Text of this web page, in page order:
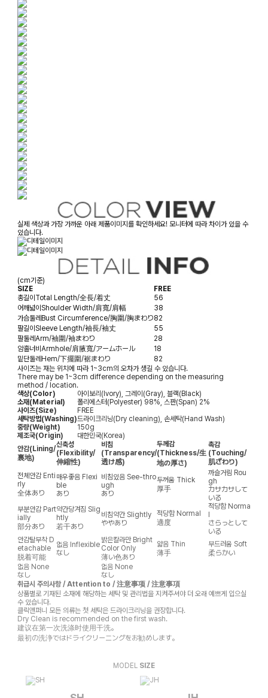
실제 색상과 가장 가까운 아래 제품이미지를 확인하세요! 모니터에 따라 차이가 있을 수
있습니다.
(cm기준)
SIZE
FREE
총길이Total Length/全長/着丈
56
어깨넓이Shoulder Width/肩寬/肩幅
38
가슴둘레Bust Circumference/胸圍/胸まわり82
팔길이Sleeve Length/袖長/袖丈
55
팔둘레Arm/袖圍/袖まわり
28
암홀너비Armhole/肩腋寬/アームホール
18
밑단둘레Hem/下擺圍/裾まわり
82
사이즈는 재는 위치에 따라 1~3cm의 오차가 생길 수 있습니다.
There may be 1~3cm difference depending on the measuring
method / location.
색상(Color)
아이보리(Ivory), 그레이(Gray), 블랙(Black)
소재(Material)
폴리에스터(Polyester) 98%, 스판(Span) 2%
사이즈(Size)
FREE
세탁방법(Washing)드라이크리닝(Dry cleaning), 손세탁(Hand Wash)
중량(Weight)
150g
제조국(Origin)
대한민국(Korea)
안감(Lining/
裏地)
신축성
(Flexibility/
伸縮性)
비침
(Transparency/
透け感)
두께감
(Thickness/生
地の厚さ)
촉감
(Touching/
肌ざわり)
전체안감 Enti
rly
全体あり
매우좋음 Flexi
ble
あり
비침있음 See-thro
ugh
あり
두꺼움 Thick
厚手
까슬거림 Rou
gh
カサカサして
いる
부분안감 Part
ially
部分あり
약간당겨짐 Slig
htly
若干あり
비침약간 Slightly
ややあり
적당함 Normal
適度
적당함 Norma
l
さらっとして
いる
안감탈부착 D
etachable
脱着可能
없음 Inflexible
なし
밝은칼라만 Bright
Color Only
薄い色あり
얇음 Thin
薄手
부드러움 Soft
柔らかい
없음 None
なし
없음 None
なし
취급시 주의사항 / Attention to / 注意事项 / 注意事項
상품별로 기재된 소재에 해당하는 세탁 및 관리법을 지켜주셔야 더 오래 예쁘게 입으실
수 있습니다.
클릭앤퍼니 모든 의류는 첫 세탁은 드라이크리닝을 권장합니다.
Dry Clean is recommended on the first wash.
建议在第一次洗涤时使用干洗。
最初の洗浄ではドライクリーニングをお勧めします。
MODEL SIZE